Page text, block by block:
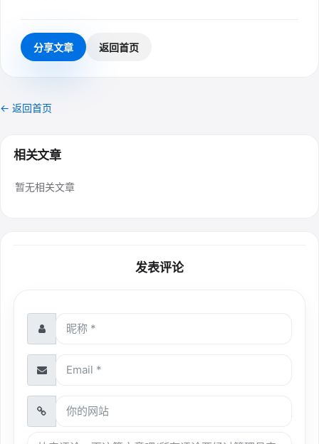
分享文章 返回首页
← 返回首页
相关文章
暂无相关文章
发表评论